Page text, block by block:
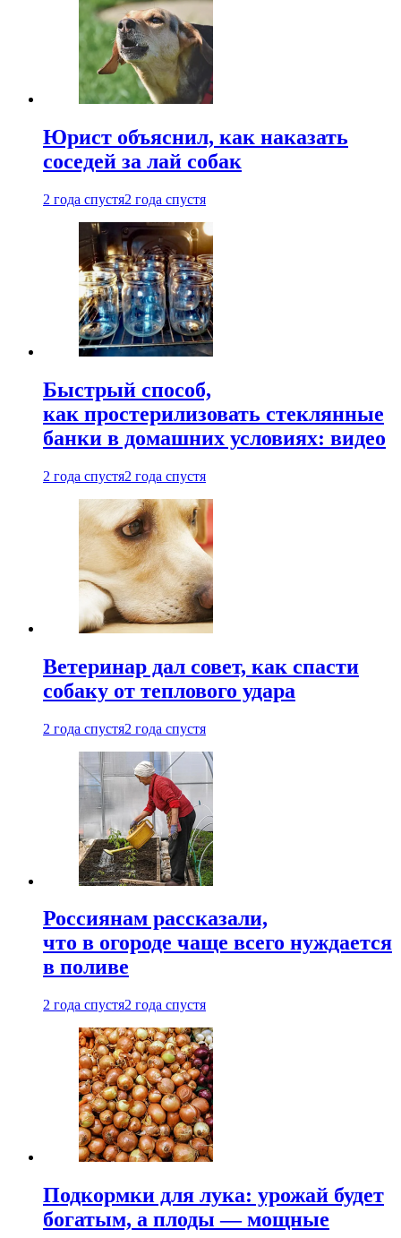
Юрист объяснил, как наказать
соседей за лай собак
2 года спустя2 года спустя
Быстрый способ,
как простерилизовать стеклянные
банки в домашних условиях: видео
2 года спустя2 года спустя
Ветеринар дал совет, как спасти
собаку от теплового удара
2 года спустя2 года спустя
Россиянам рассказали,
что в огороде чаще всего нуждается
в поливе
2 года спустя2 года спустя
Подкормки для лука: урожай будет
богатым, а плоды — мощные